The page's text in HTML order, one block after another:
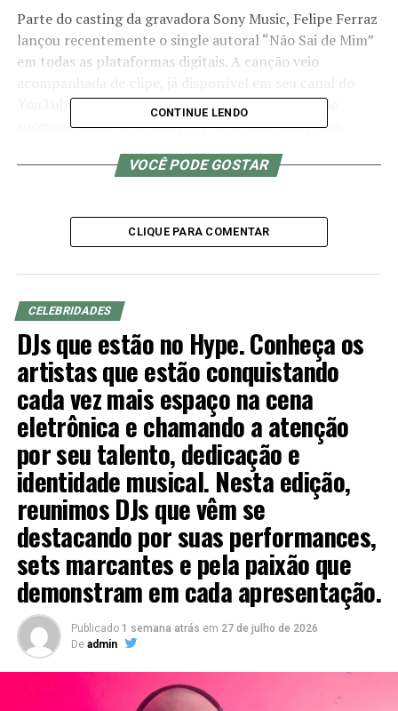
Parte do casting da gravadora Sony Music, Felipe Ferraz
lançou recentemente o single autoral “Não Sai de Mim”
em todas as plataformas digitais. A canção veio
YouTube. Além dessa, o cantor também é dono de
sucessos como “Sem Querer”, “Bebendo Rios”, com
com Marrone da dupla Bruno e Marrone, “Não Sai de
a família para Goiás aos 12 anos. Aos 15 anos, deu início
à carreira como cantor, tocando em rodoviárias, dentro
dos ônibus, em busca de oportunidades para gravar seu
primeiro CD, oportunidade que lhe fez chegar onde está
hoje.
TÓPICOS RELACIONADOS FELIPE FERRAZ
A SEGUIR
Comandante Paulo Barros retorna ao Brasil de férias
NÃO PERCA
Comandante Barros relembra trajetória profissional
CONTINUE LENDO
VOCÊ PODE GOSTAR
CLIQUE PARA COMENTAR
CELEBRIDADES
DJs que estão no Hype. Conheça os
artistas que estão conquistando
cada vez mais espaço na cena
eletrônica e chamando a atenção
por seu talento, dedicação e
identidade musical. Nesta edição,
reunimos DJs que vêm se
destacando por suas performances,
sets marcantes e pela paixão que
demonstram em cada apresentação.
Publicado 1 semana atrás em 27 de julho de 2026
De admin